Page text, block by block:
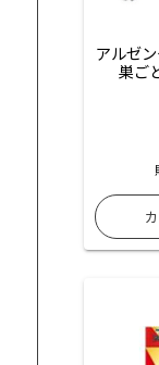
アルゼ
巣ご